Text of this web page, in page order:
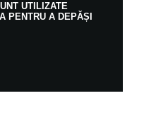
UTILIZATE
PENTRU A DEPĂȘI